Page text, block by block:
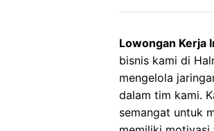
Lowongan Kerja
bisnis kami di
mengelola
dalam tim kami.
semangat untuk